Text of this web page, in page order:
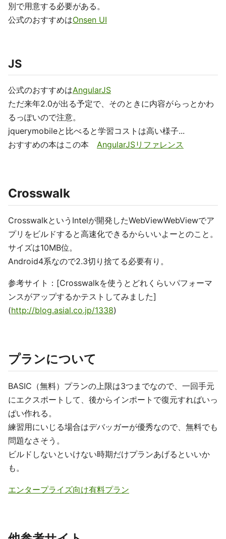
別で用意する必要がある。
公式のおすすめはOnsen UI
JS
公式のおすすめはAngularJS
ただ来年2.0が出る予定で、そのときに内容がらっとかわ
るっぽいので注意。
jquerymobileと比べると学習コストは高い様子...
おすすめの本はこの本 AngularJSリファレンス
Crosswalk
CrosswalkというIntelが開発したWebViewWebViewでア
プリをビルドすると高速化できるからいいよーとのこと。
サイズは10MB位。
Android4系なので2.3切り捨てる必要有り。
参考サイト：[Crosswalkを使うとどれくらいパフォーマ
ンスがアップするかテストしてみました]
(http://blog.asial.co.jp/1338)
プランについて
BASIC（無料）プランの上限は3つまでなので、一回手元
にエクスポートして、後からインポートで復元すればいっ
ぱい作れる。
練習用にいじる場合はデバッガーが優秀なので、無料でも
問題なさそう。
ビルドしないといけない時期だけプランあげるといいか
も。
エンタープライズ向け有料プラン